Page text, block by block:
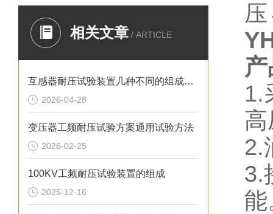
相关文章 / ARTICLE
互感器耐压试验装置几种不同的组成结构
2026-04-28
变压器工频耐压试验方案通用试验方法
2026-02-25
100KV工频耐压试验装置的组成
2025-12-16
1.
2.
3.
能